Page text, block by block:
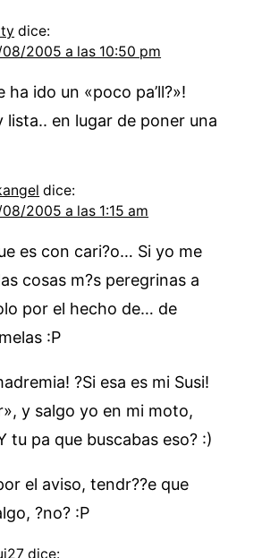
dice:
2005 a las 10:50 pm
ha ido un «poco pa’ll?»!
lista.. en lugar de poner una
dice:
2005 a las 1:15 am
es con cari?o… Si yo me
cosas m?s peregrinas a
por el hecho de… de
:P
?Si esa es mi Susi!
y salgo yo en mi moto,
tu pa que buscabas eso? :)
el aviso, tendr??e que
?no? :P
dice: